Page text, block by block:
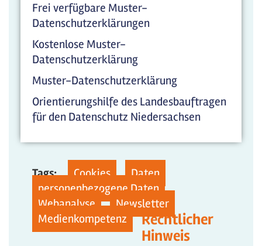
Frei verfügbare Muster-
Datenschutzerklärungen
Kostenlose Muster-
Datenschutzerklärung
Muster-Datenschutzerklärung
Orientierungshilfe des Landesbauftragen
für den Datenschutz Niedersachsen
Tags: Cookies
Daten
personenbezogene Daten
Webanalyse
Newsletter
Medienkompetenz
Rechtlicher
Hinweis